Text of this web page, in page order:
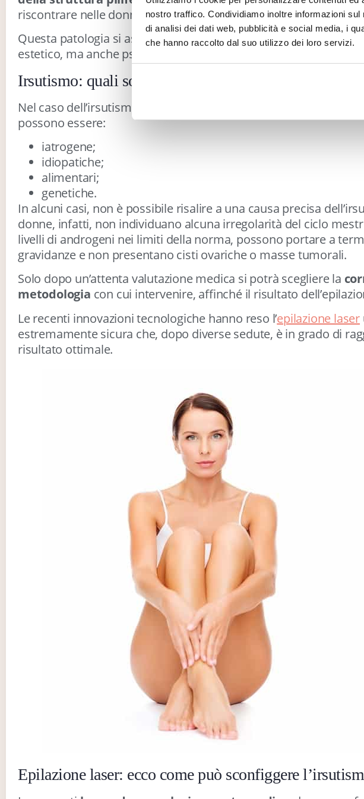
nostro traffico. Condividiamo inoltre informazioni
di analisi dei dati web, pubblicità e social media, i
che hanno raccolto dal suo utilizzo dei loro servizi.
riscontrare nelle donne peli molto simili a quelli maschili.
Questa patologia si associa quindi spesso a un disagio non solo
estetico, ma anche psicologico.
Irsutismo: quali sono le cause e come intervenire?
Nel caso dell’irsutismo femminile, oltre al già citato ovaio
possono essere:
iatrogene;
idiopatiche;
alimentari;
genetiche.
In alcuni casi, non è possibile risalire a una causa precisa
donne, infatti, non individuano alcuna irregolarità del ciclo
livelli di androgeni nei limiti della norma, possono portare a
gravidanze e non presentano cisti ovariche o masse tumorali.
Solo dopo un’attenta valutazione medica si potrà scegliere la
metodologia con cui intervenire, affinché il risultato
Le recenti innovazioni tecnologiche hanno reso l’epilazione laser
estremamente sicura che, dopo diverse sedute, è in grado di
risultato ottimale.
Epilazione laser: ecco come può sconfiggere